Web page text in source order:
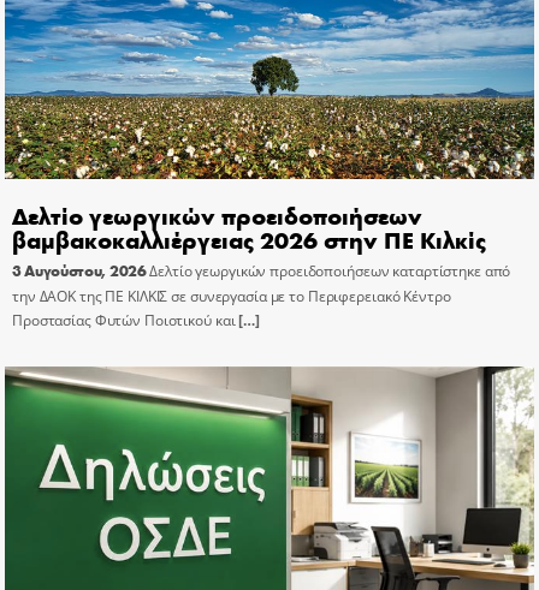
Δελτίο γεωργικών προειδοποιήσεων
βαμβακοκαλλιέργειας 2026 στην ΠΕ Κιλκίς
3 Αυγούστου, 2026Δελτίο γεωργικών προειδοποιήσεων καταρτίστηκε από
την ΔΑΟΚ της ΠΕ ΚΙΛΚΙΣ σε συνεργασία με το Περιφερειακό Κέντρο
Προστασίας Φυτών Ποιοτικού και[…]